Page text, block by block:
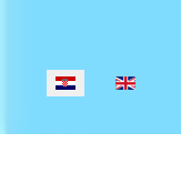
Odaberite svoj jezik